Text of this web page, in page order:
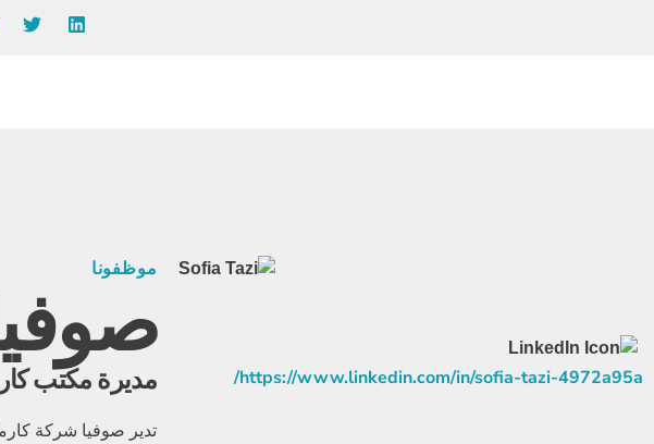
https://www.linkedin.com/in/sofia-tazi-4972a95a/
موظفونا
مديرة مكتب